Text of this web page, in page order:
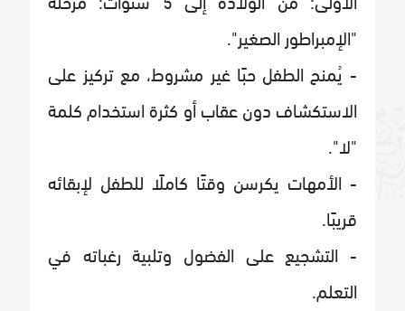
"الإمبراطور الصغير".
- يُمنح الطفل حبًا غير مشروط، مع تركيز على
الاستكشاف دون عقاب أو كثرة استخدام كلمة
"لا".
- الأمهات يكرسن وقتًا كاملًا للطفل لإبقائه
قريبًا.
- التشجيع على الفضول وتلبية رغباته في
التعلم.